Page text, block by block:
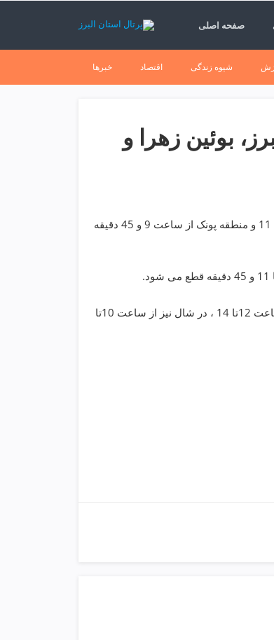
صفحه اصلی
خبرها اقتصاد شیوه زندگی
بوئین زهرا و
برای عملیات و تعمیرات در شهرستان قزوین برق روستای مهدی آباد از ساعت 9 تا 11 و منطقه پونک از ساعت 9 و 45 دقیقه
همچنین برق در برخی از مناطق بوئین زهرا از ساعت 11 تا 14 ، در دانسفهان از ساعت 12تا 14 ، در شال نیز از ساعت 10تا